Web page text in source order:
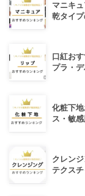
マニキ
乾タイ
口紅お
プラ・
化粧下
ス・敏
クレン
テクス